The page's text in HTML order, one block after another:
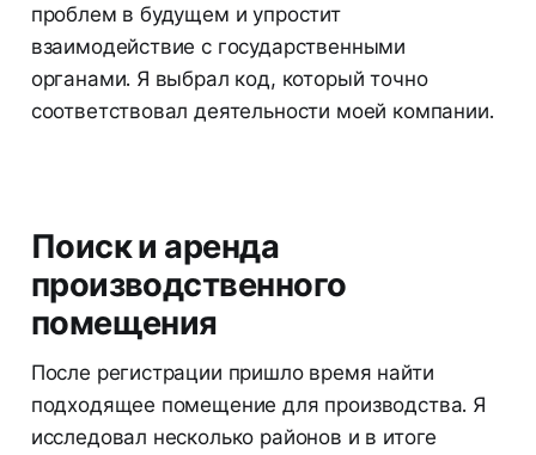
проблем в будущем и упростит
взаимодействие с государственными
органами. Я выбрал код, который точно
соответствовал деятельности моей компании.
Поиск и аренда
производственного
помещения
После регистрации пришло время найти
подходящее помещение для производства. Я
исследовал несколько районов и в итоге